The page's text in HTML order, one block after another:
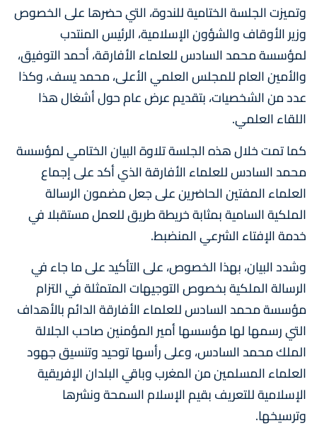
وتميزت الجلسة الختامية للندوة، التي حضرها على الخصوص
وزير الأوقاف والشؤون الإسلامية، الرئيس المنتدب
لمؤسسة محمد السادس للعلماء الأفارقة، أحمد التوفيق،
والأمين العام للمجلس العلمي الأعلى، محمد يسف، وكذا
عدد من الشخصيات، بتقديم عرض عام حول أشغال هذا
اللقاء العلمي.
كما تمت خلال هذه الجلسة تلاوة البيان الختامي لمؤسسة
محمد السادس للعلماء الأفارقة الذي أكد على إجماع
العلماء المفتين الحاضرين على جعل مضمون الرسالة
الملكية السامية بمثابة خريطة طريق للعمل مستقبلا في
خدمة الإفتاء الشرعي المنضبط.
وشدد البيان، بهذا الخصوص، على التأكيد على ما جاء في
الرسالة الملكية بخصوص التوجيهات المتمثلة في التزام
مؤسسة محمد السادس للعلماء الأفارقة الدائم بالأهداف
التي رسمها لها مؤسسها أمير المؤمنين صاحب الجلالة
الملك محمد السادس، وعلى رأسها توحيد وتنسيق جهود
العلماء المسلمين من المغرب وباقي البلدان الإفريقية
الإسلامية للتعريف بقيم الإسلام السمحة ونشرها
وترسيخها.